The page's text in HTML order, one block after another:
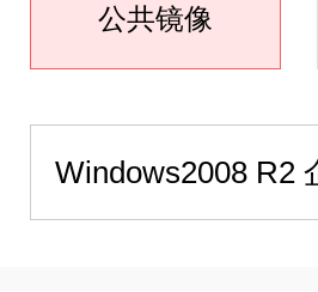
公共镜像